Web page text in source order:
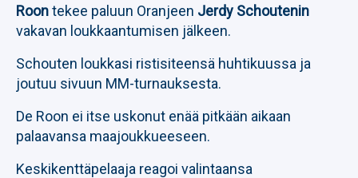
Roontekee paluun Oranjeen Jerdy Schoutenin
vakavan loukkaantumisen jälkeen.
Schouten loukkasi ristisiteensä huhtikuussa ja
joutuu sivuun MM-turnauksesta.
De Roon ei itse uskonut enää pitkään aikaan
palaavansa maajoukkueeseen.
Keskikenttäpelaaja reagoi valintaansa